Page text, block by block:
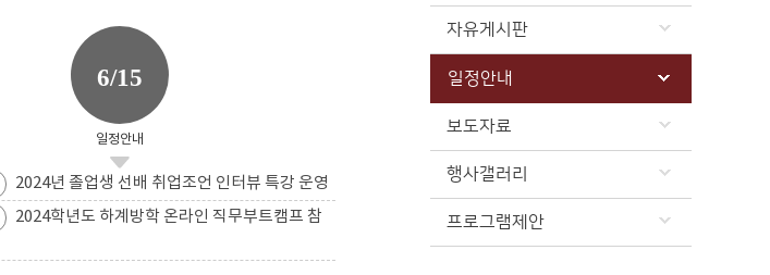
자유게시판
일정안내
보도자료
행사갤러리
프로그램제안
6/15
일정안내
2024년 졸업생 선배 취업조언 인터뷰 특강 운영
2024학년도 하계방학 온라인 직무부트캠프 참